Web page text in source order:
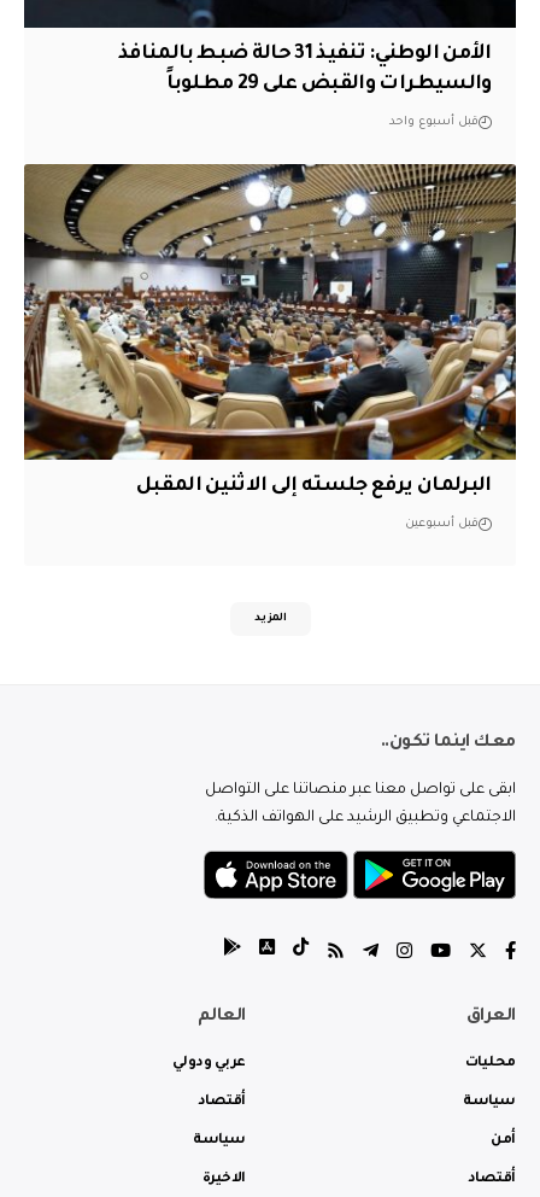
الأمن الوطني: تنفيذ 31 حالة ضبط بالمنافذ
والسيطرات والقبض على 29 مطلوباً
قبل أسبوع واحد
البرلمان يرفع جلسته إلى الاثنين المقبل
قبل أسبوعين
المزيد
معك اينما تكون..
ابقى على تواصل معنا عبر منصاتنا على التواصل
الاجتماعي وتطبيق الرشيد على الهواتف الذكية.
العراق
محليات
سياسة
أمن
أقتصاد
العالم
عربي ودولي
أقتصاد
سياسة
الاخيرة